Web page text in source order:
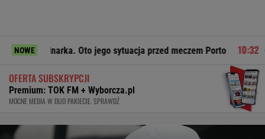
NOWE
Oto jego sytuacja przed meczem Porto Cezary Tomczyk:
OFERTA SUBSKRYPCJI
Premium: TOK FM + Wyborcza.pl
MOCNE MEDIA W DUO PAKIECIE. SPRAWDŹ